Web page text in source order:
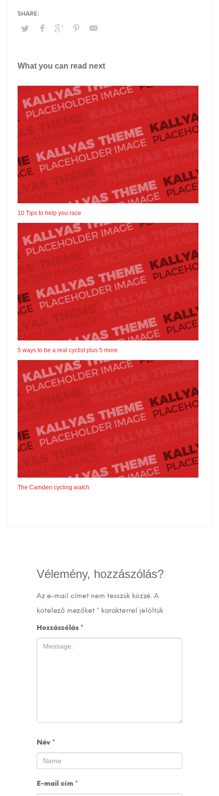
What you can read next
10 Tips to help you race
5 ways to be a real cyclist plus 5 more
The Camden cycling watch
Vélemény, hozzászólás?
Az e-mail címet nem tesszük közzé. A
kötelező mezőket * karakterrel jelöltük
Hozzászólás *
Név *
E-mail cím *